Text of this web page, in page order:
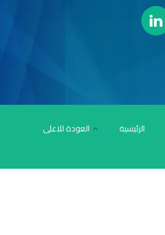
الرئيسية العودة للاعلى